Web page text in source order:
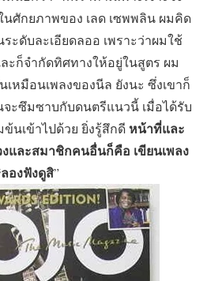
ศักยภาพของ เลด เซพพลิน ผมคิด
ะดับละเอียดลออ เพราะว่าผมใช้
ะก็จำกัดทิศทางให้อยู่ในสูตร ผม
หมือนเพลงของนีล ยังนะ ซึ่งเขาก็
ะซึมซาบกับดนตรีแนวนี้ เมื่อได้รับ
นเข้าไปด้วย ยิ่งรู้สึกดี หน้าที่และ
และสมาชิกคนอื่นก็คือ เขียนเพลง
ลองฟังดูสิ”